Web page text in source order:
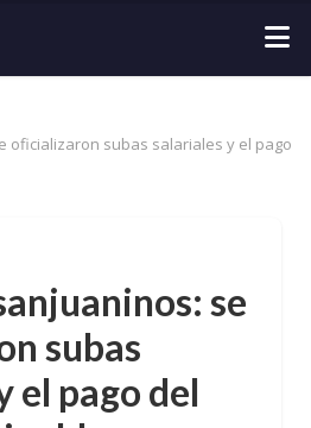
oficializaron subas salariales y el pago
se
subas
el pago del